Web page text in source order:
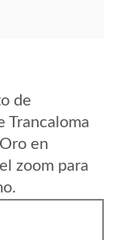
de
Trancaloma
en
zoom para